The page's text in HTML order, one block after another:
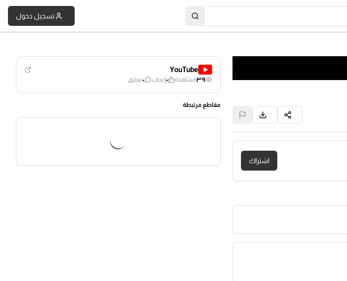
تسجيل دخول
اشتراك
YouTube
٣٩مشاهدة ٠إعجاب ٠تعليق
مقاطع مرتبطة